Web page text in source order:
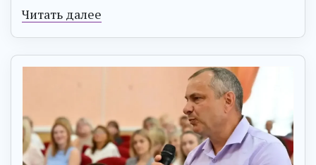
Читать далее